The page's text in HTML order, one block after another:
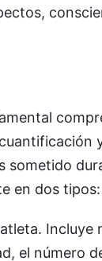
sometido
en dos tipos:
Incluye
el número